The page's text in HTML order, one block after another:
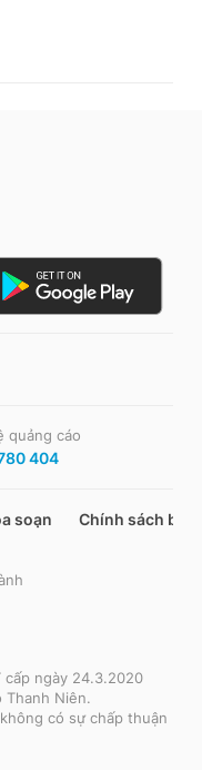
quảng cáo
404
soạn Chính sách bảo
cấp ngày 24.3.2020
Niên.
có sự chấp thuận